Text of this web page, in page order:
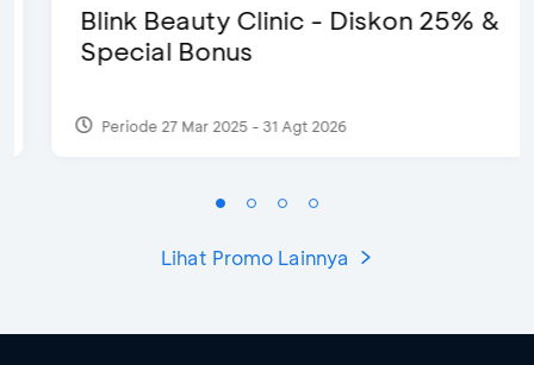
Blink Beauty Clinic - Diskon 25% &
Special Bonus
Periode 27 Mar 2025 - 31 Agt 2026
Lihat Promo Lainnya